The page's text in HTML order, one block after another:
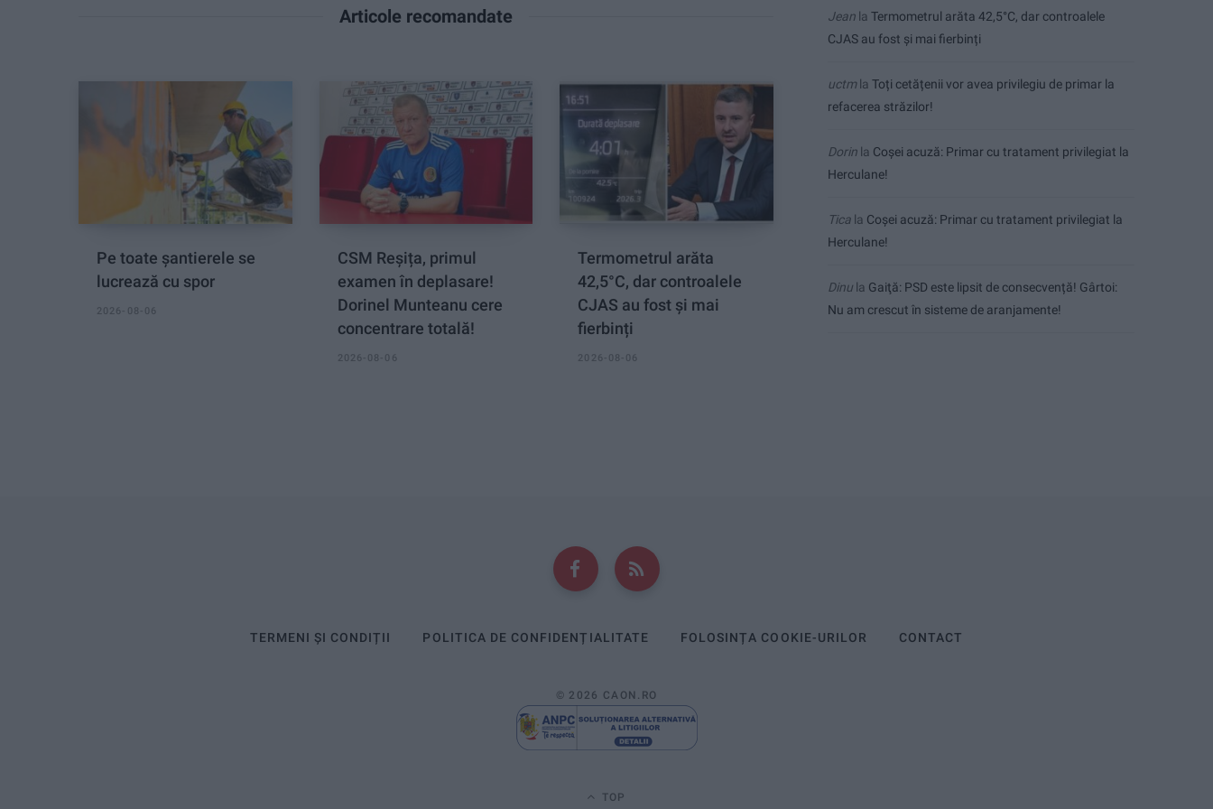
Articole recomandate
Pe toate șantierele se
lucrează cu spor
2026-08-06
CSM Reșița, primul
examen în deplasare!
Dorinel Munteanu cere
concentrare totală!
2026-08-06
Termometrul arăta
42,5°C, dar controalele
CJAS au fost și mai
fierbinți
2026-08-06
Jean la Termometrul arăta 42,5°C, dar controalele
CJAS au fost și mai fierbinți
uctmla Toți cetățenii vor avea privilegiu de primar la
refacerea străzilor!
Dorin la Coșei acuză: Primar cu tratament privilegiat la
Herculane!
Tica la Coșei acuză: Primar cu tratament privilegiat la
Herculane!
Dinu la Gaiţă: PSD este lipsit de consecvență! Gârtoi:
Nu am crescut în sisteme de aranjamente!
TERMENI ȘI CONDIȚII POLITICA DE CONFIDENȚIALITATE FOLOSINȚA COOKIE-URILOR CONTACT
© 2026 CAON.RO
TOP